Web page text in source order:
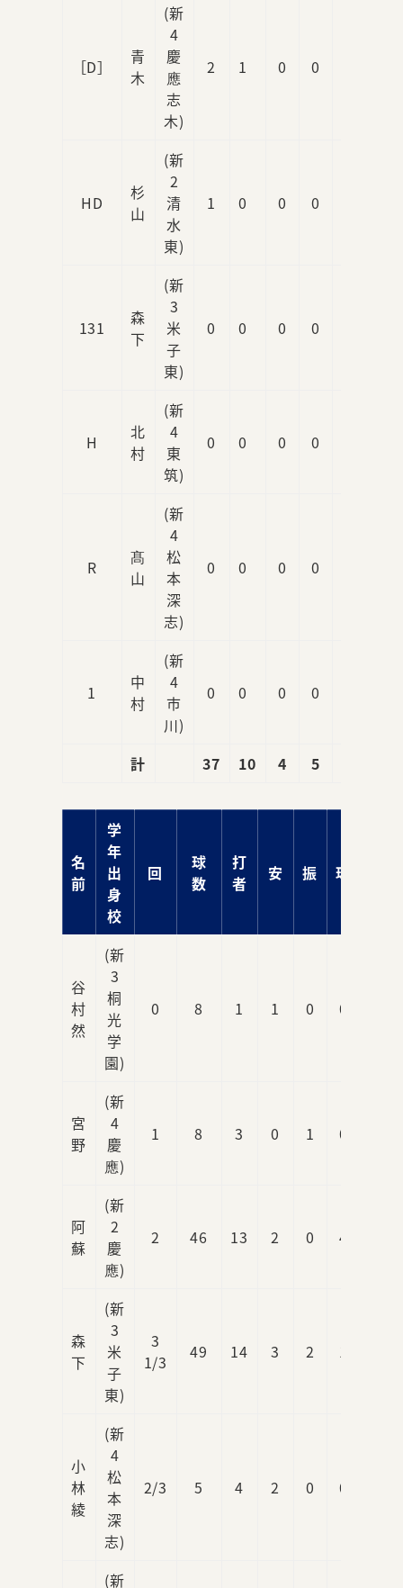
［D］
青
木
(新
4
慶
應
志
木)
2 1 0 0
HD
杉
山
(新
2
清
水
東)
1 0 0 0
131
森
下
(新
3
米
子
東)
0 0 0 0
H
北
村
(新
4
東
筑)
0 0 0 0
R
髙
山
(新
4
松
本
深
志)
0 0 0 0
1
中
村
(新
4
市
川)
0 0 0 0
計 37 10 4 5
名
前
学
年
出
身
校
回
球
数
打
者
安 振 球
谷
村
然
(新
3
桐
光
学
園)
0 8 1 1 0 0
宮
野
(新
4
慶
應)
1 8 3 0 1 0
阿
蘇
(新
2
慶
應)
2 46 13 2 0 4
森
下
(新
3
米
子
東)
3
1/3
49 14 3 2
小
林
綾
(新
4
松
本
深
志)
2/3 5 4 2 0 0
(新